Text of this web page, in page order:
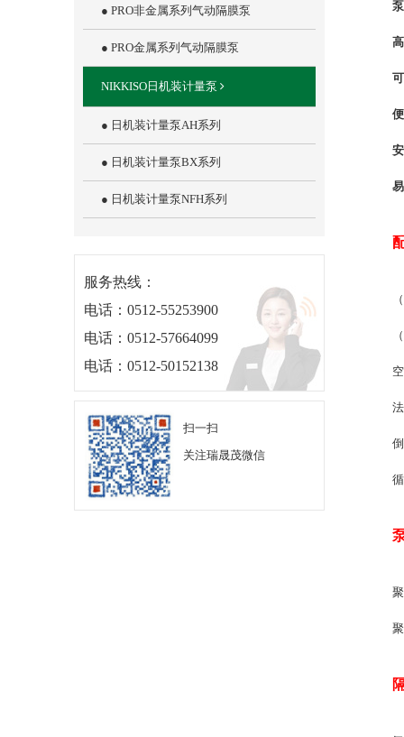
● PRO非金属系列气动隔膜泵
● PRO金属系列气动隔膜泵
NIKKISO日机装计量泵
● 日机装计量泵AH系列
● 日机装计量泵BX系列
● 日机装计量泵NFH系列
服务热线：
电话：0512-55253900
电话：0512-57664099
电话：0512-50152138
扫一扫
关注瑞晟茂微信